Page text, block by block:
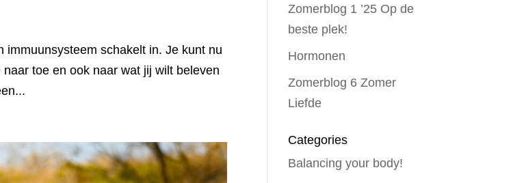
immuunsysteem schakelt in. Je kunt nu
toe en ook naar wat jij wilt beleven
Zomerblog 1 ’25 Op de
beste plek!
Hormonen
Zomerblog 6 Zomer
Liefde
Categories
Balancing your body!